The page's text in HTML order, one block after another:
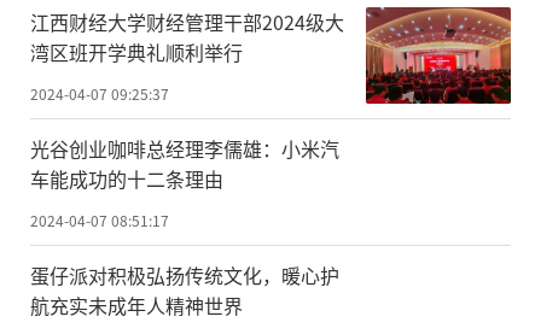
江西财经大学财经管理干部2024级大
湾区班开学典礼顺利举行
2024-04-07 09:25:37
光谷创业咖啡总经理李儒雄：小米汽
车能成功的十二条理由
2024-04-07 08:51:17
蛋仔派对积极弘扬传统文化，暖心护
航充实未成年人精神世界